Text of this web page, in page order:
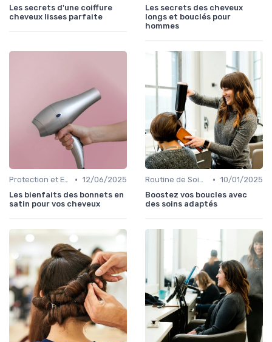
Les secrets d'une coiffure
cheveux lisses parfaite
Les secrets des cheveux
longs et bouclés pour
hommes
Protection et Entretien des Boucles • 12/06/2025
Les bienfaits des bonnets en
satin pour vos cheveux
Routine de Soins pour Cheveux Bouclés • 10/01/2025
Boostez vos boucles avec
des soins adaptés